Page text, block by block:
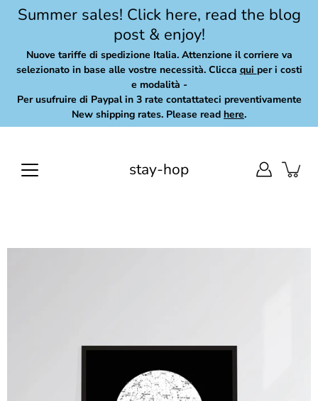
SkipSummer sales! Click here, read the blog
post & enjoy!
Nuove tariffe di spedizione Italia. Attenzione il corriere va
selezionato in base alle vostre necessità. Clicca qui per i costi
e modalità -
Per usufruire di Paypal in 3 rate contattateci preventivamente
New shipping rates. Please read here.
stay-hop